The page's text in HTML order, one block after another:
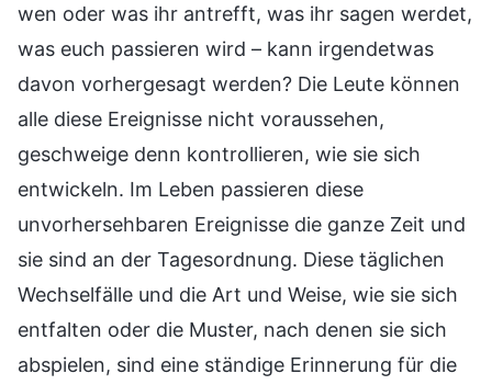
wen oder was ihr antrefft, was ihr sagen werdet,
was euch passieren wird – kann irgendetwas
davon vorhergesagt werden? Die Leute können
alle diese Ereignisse nicht voraussehen,
geschweige denn kontrollieren, wie sie sich
entwickeln. Im Leben passieren diese
unvorhersehbaren Ereignisse die ganze Zeit und
sie sind an der Tagesordnung. Diese täglichen
Wechselfälle und die Art und Weise, wie sie sich
entfalten oder die Muster, nach denen sie sich
abspielen, sind eine ständige Erinnerung für die